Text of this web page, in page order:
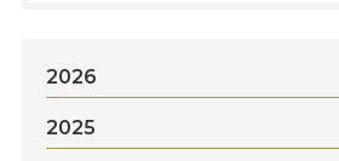
2026
2025